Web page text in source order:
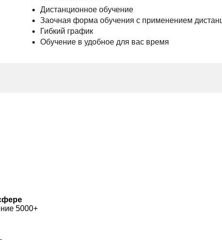
Дистанционное обучение
Заочная форма обучения с применением
Гибкий график
Обучение в удобное для вас время
5000+